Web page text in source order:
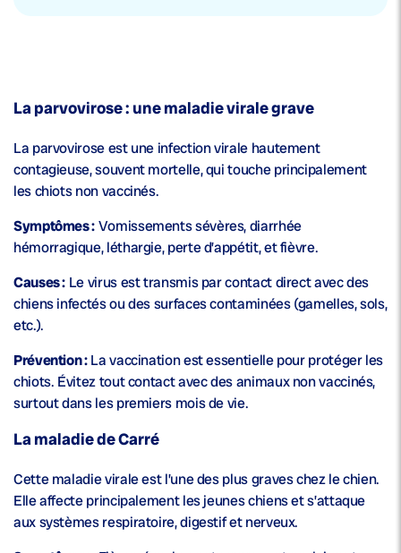
La parvovirose : une maladie virale grave
La parvovirose est une infection virale hautement
contagieuse, souvent mortelle, qui touche principalement
les chiots non vaccinés.
Symptômes :Vomissements sévères, diarrhée
hémorragique, léthargie, perte d’appétit, et fièvre.
Causes : Le virus est transmis par contact direct avec des
chiens infectés ou des surfaces contaminées (gamelles, sols,
etc.).
Prévention :La vaccination est essentielle pour protéger les
chiots. Évitez tout contact avec des animaux non vaccinés,
surtout dans les premiers mois de vie.
La maladie de Carré
Cette maladie virale est l’une des plus graves chez le chien.
Elle affecte principalement les jeunes chiens et s’attaque
aux systèmes respiratoire, digestif et nerveux.